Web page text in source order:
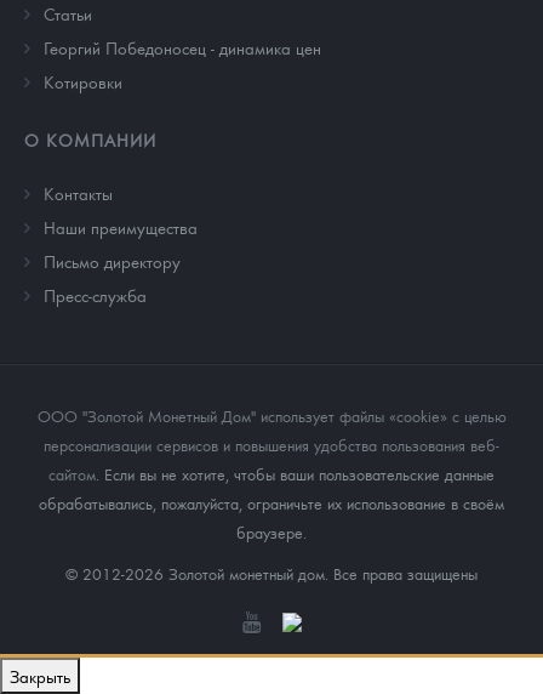
Cтатьи
Георгий Победоносец - динамика цен
Котировки
О КОМПАНИИ
Контакты
Наши преимущества
Письмо директору
Пресс-служба
ООО "Золотой Монетный Дом" использует файлы «cookie» с целью
персонализации сервисов и повышения удобства пользования веб-
сайтом. Если вы не хотите, чтобы ваши пользовательские данные
обрабатывались, пожалуйста, ограничьте их использование в своём
браузере.
© 2012-2026 Золотой монетный дом. Все права защищены
Закрыть